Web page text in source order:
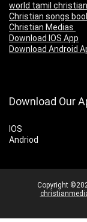
world tamil
Christian songs
Christian Medias
Download IOS App
Download Android
Download Our
IOS
Andriod
Copyright